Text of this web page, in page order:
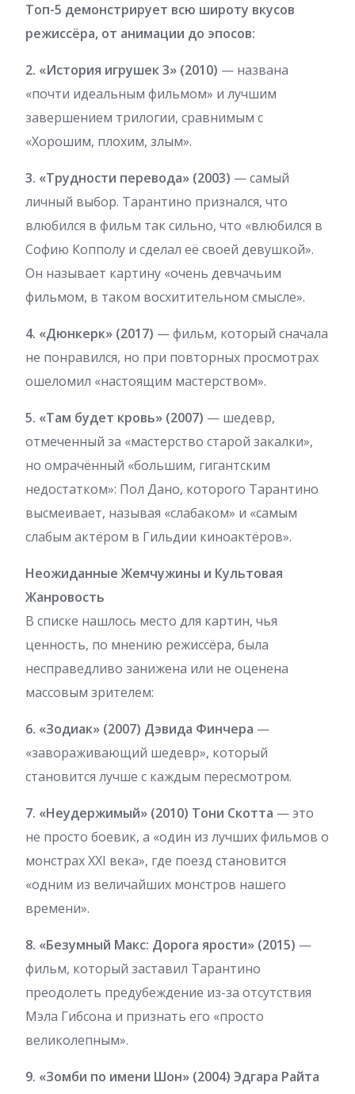
Топ-5 демонстрирует всю широту вкусов
режиссёра, от анимации до эпосов:
2. «История игрушек 3» (2010) — названа
«почти идеальным фильмом» и лучшим
завершением трилогии, сравнимым с
«Хорошим, плохим, злым».
3. «Трудности перевода» (2003) — самый
личный выбор. Тарантино признался, что
влюбился в фильм так сильно, что «влюбился в
Софию Копполу и сделал её своей девушкой».
Он называет картину «очень девчачьим
фильмом, в таком восхитительном смысле».
4. «Дюнкерк» (2017) — фильм, который сначала
не понравился, но при повторных просмотрах
ошеломил «настоящим мастерством».
5. «Там будет кровь» (2007) — шедевр,
отмеченный за «мастерство старой закалки»,
но омрачённый «большим, гигантским
недостатком»: Пол Дано, которого Тарантино
высмеивает, называя «слабаком» и «самым
слабым актёром в Гильдии киноактёров».
Неожиданные Жемчужины и Культовая
Жанровость
В списке нашлось место для картин, чья
ценность, по мнению режиссёра, была
несправедливо занижена или не оценена
массовым зрителем:
6. «Зодиак» (2007) Дэвида Финчера —
«завораживающий шедевр», который
становится лучше с каждым пересмотром.
7. «Неудержимый» (2010) Тони Скотта — это
не просто боевик, а «один из лучших фильмов о
монстрах XXI века», где поезд становится
«одним из величайших монстров нашего
времени».
8. «Безумный Макс: Дорога ярости» (2015) —
фильм, который заставил Тарантино
преодолеть предубеждение из-за отсутствия
Мэла Гибсона и признать его «просто
великолепным».
9. «Зомби по имени Шон» (2004) Эдгара Райта